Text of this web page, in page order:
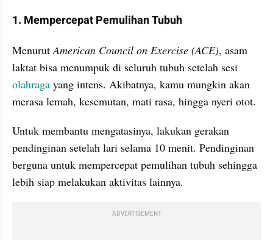
1. Mempercepat Pemulihan Tubuh
Menurut American Council on Exercise (ACE), asam
olahraga yang intens. Akibatnya, kamu mungkin akan
merasa lemah, kesemutan, mati rasa, hingga nyeri otot.
Untuk membantu mengatasinya, lakukan gerakan
pendinginan setelah lari selama 10 menit. Pendinginan
berguna untuk mempercepat pemulihan tubuh sehingga
lebih siap melakukan aktivitas lainnya.
ADVERTISEMENT